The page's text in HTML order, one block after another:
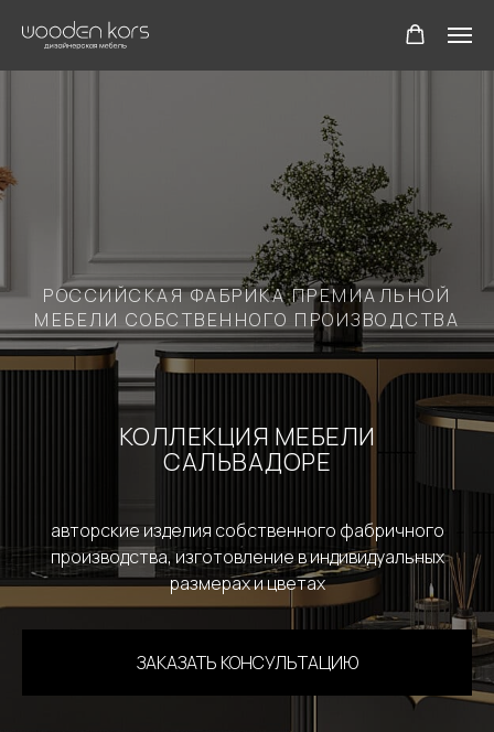
РОССИЙСКАЯ ФАБРИКА ПРЕМИАЛЬНОЙ
МЕБЕЛИ СОБСТВЕННОГО ПРОИЗВОДСТВА
КОЛЛЕКЦИЯ МЕБЕЛИ
САЛЬВАДОРЕ
авторские изделия собственного фабричного
производства, изготовление в индивидуальных
размерах и цветах
ЗАКАЗАТЬ КОНСУЛЬТАЦИЮ